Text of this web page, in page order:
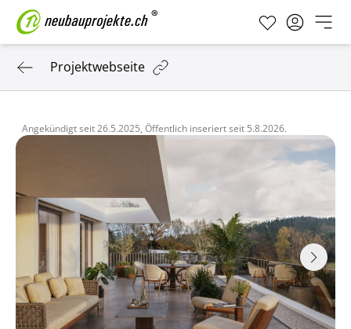
Projektwebseite
Angekündigt seit26.5.2025, Öffentlich inseriert seit 5.8.2026.